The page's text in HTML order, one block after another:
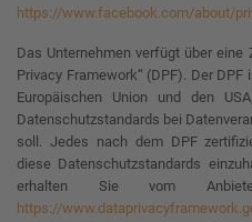
https://www.facebook.com/about/
Das Unternehmen verfügt über eine
Privacy Framework“ (DPF). Der
Europäischen Union und den
Datenschutzstandards bei
soll. Jedes nach dem DPF
diese Datenschutzstandards
erhalten Sie vom
https://